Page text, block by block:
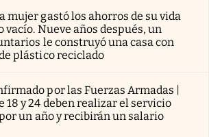
mujer gastó los ahorros de su vida
vacío. Nueve años después, un
le construyó una casa con
plástico reciclado
por las Fuerzas Armadas |
18 y 24 deben realizar el servicio
un año y recibirán un salario